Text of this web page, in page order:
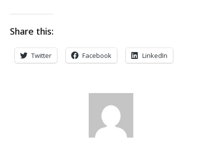
Share this:
Twitter Facebook LinkedIn